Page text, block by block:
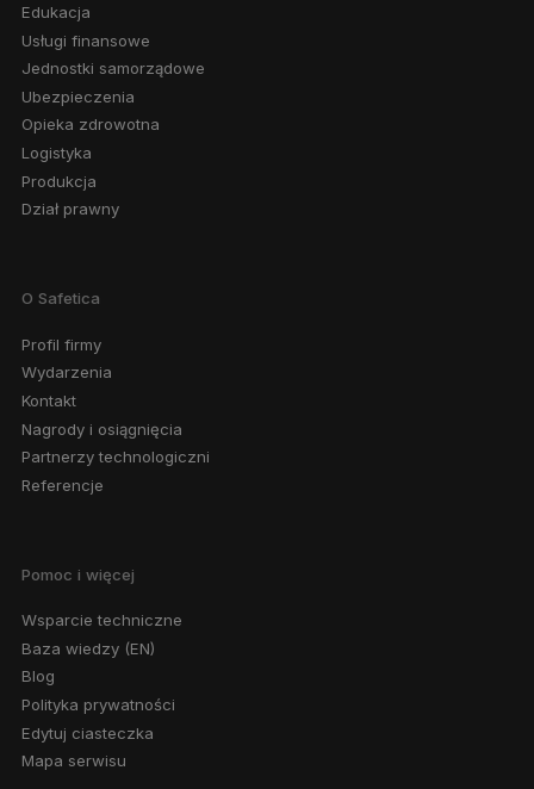
Edukacja
Usługi finansowe
Jednostki samorządowe
Ubezpieczenia
Opieka zdrowotna
Logistyka
Produkcja
Dział prawny
O Safetica
Profil firmy
Wydarzenia
Kontakt
Nagrody i osiągnięcia
Partnerzy technologiczni
Referencje
Pomoc i więcej
Wsparcie techniczne
Baza wiedzy (EN)
Blog
Polityka prywatności
Edytuj ciasteczka
Mapa serwisu